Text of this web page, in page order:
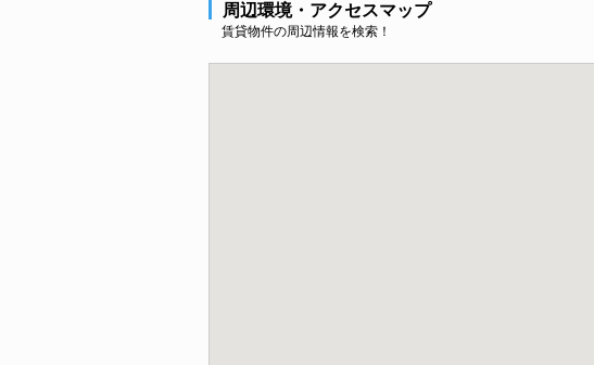
周辺環境・アクセスマップ
賃貸物件の周辺情報を検索！